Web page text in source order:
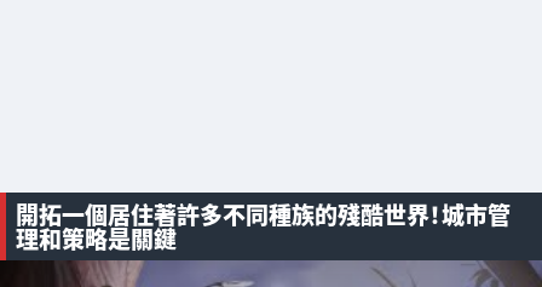
開拓一個居住著許多不同種族的殘酷世界！城市管
理和策略是關鍵